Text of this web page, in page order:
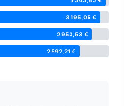
3 195,05 €
2 953,53 €
2 592,21 €